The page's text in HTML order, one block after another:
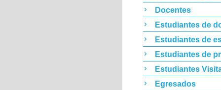
Docentes
Estudiantes de
Estudiantes de
Estudiantes de
Estudiantes
Egresados